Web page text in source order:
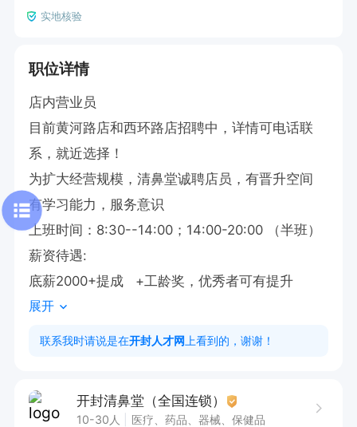
实地核验
职位详情
店内营业员
目前黄河路店和西环路店招聘中，详情可电话联
系，就近选择！
为扩大经营规模，清鼻堂诚聘店员，有晋升空间
有学习能力，服务意识
上班时间：8:30--14:00；14:00-20:00 （半班）
薪资待遇:
底薪2000+提成   +工龄奖，优秀者可有提升
展开
联系我时请说是在开封人才网 上看到的，谢谢！
开封清鼻堂（全国连锁）
10-30人 医疗、药品、器械、保健品